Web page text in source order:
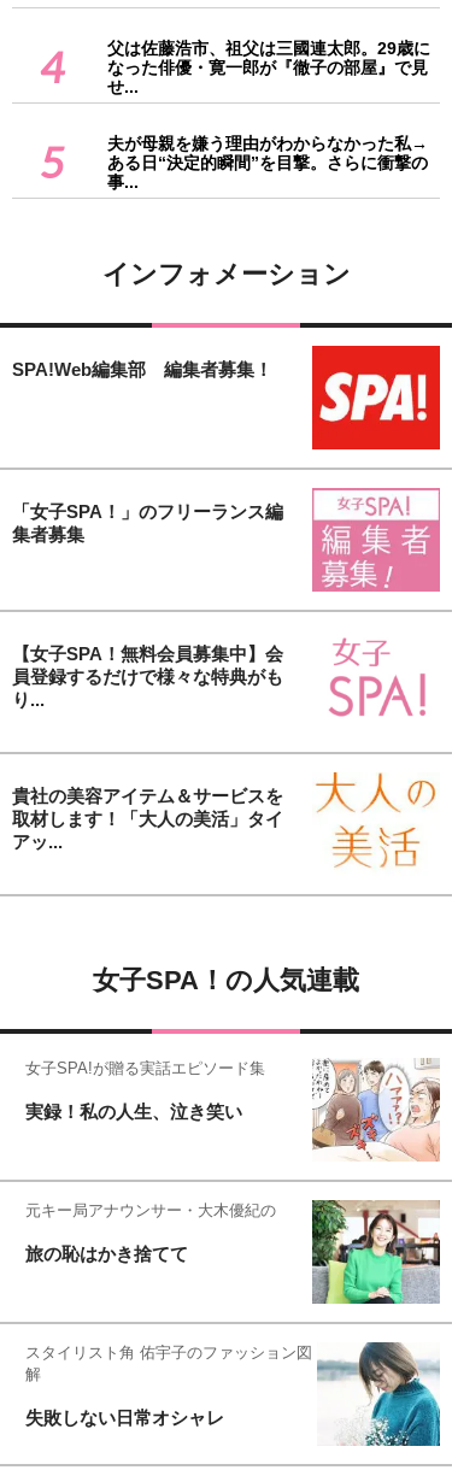
4
父は佐藤浩市、祖父は三國連太郎。29歳に
なった俳優・寛一郎が『徹子の部屋』で見
せ...
5
夫が母親を嫌う理由がわからなかった私→
ある日“決定的瞬間”を目撃。さらに衝撃の
事...
インフォメーション
SPA!Web編集部 編集者募集！
「女子SPA！」のフリーランス編
集者募集
【女子SPA！無料会員募集中】会
員登録するだけで様々な特典がも
り...
貴社の美容アイテム＆サービスを
取材します！「大人の美活」タイ
アッ...
女子SPA！の人気連載
女子SPA!が贈る実話エピソード集
実録！私の人生、泣き笑い
元キー局アナウンサー・大木優紀の
旅の恥はかき捨てて
スタイリスト角 佑宇子のファッション図
解
失敗しない日常オシャレ